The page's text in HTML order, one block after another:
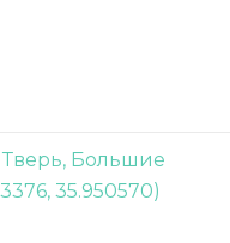
Тверь, Большие
35.950570)